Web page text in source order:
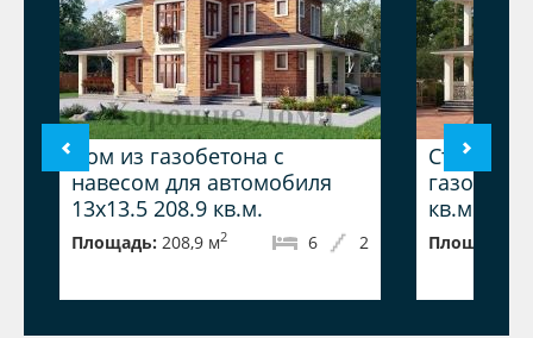
Дом из газобетона с
навесом для автомобиля
13x13.5 208.9 кв.м.
Площадь: 208,9 м2 2
6
кв.м.
Площадь: